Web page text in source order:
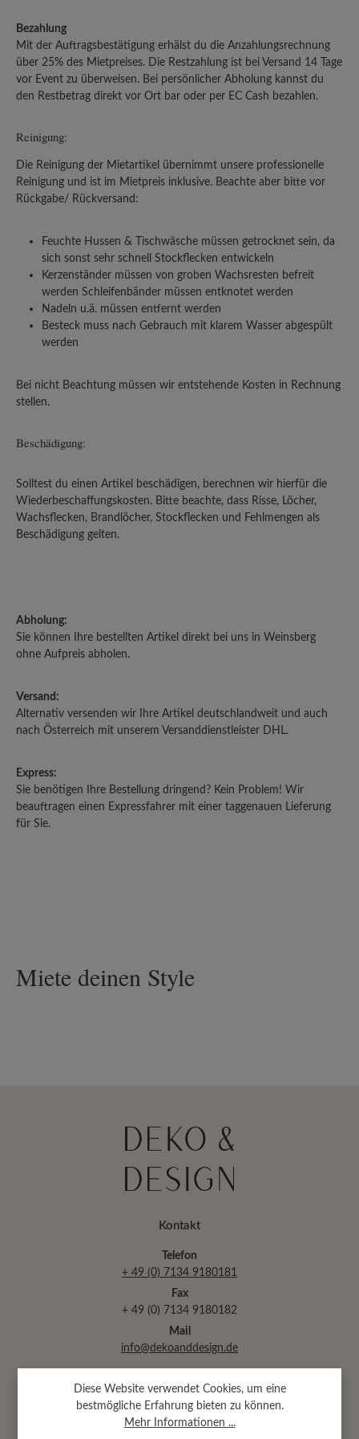
Bezahlung
Mit der Auftragsbestätigung erhälst du die Anzahlungsrechnung
über 25% des Mietpreises. Die Restzahlung ist bei Versand 14 Tage
vor Event zu überweisen. Bei persönlicher Abholung kannst du
den Restbetrag direkt vor Ort bar oder per EC Cash bezahlen.
Reinigung:
Die Reinigung der Mietartikel übernimmt unsere professionelle
Reinigung und ist im Mietpreis inklusive. Beachte aber bitte vor
Rückgabe/ Rückversand:
Feuchte Hussen & Tischwäsche müssen getrocknet sein, da
sich sonst sehr schnell Stockflecken entwickeln
Kerzenständer müssen von groben Wachsresten befreit
werden Schleifenbänder müssen entknotet werden
Nadeln u.ä. müssen entfernt werden
Besteck muss nach Gebrauch mit klarem Wasser abgespült
werden
Bei nicht Beachtung müssen wir entstehende Kosten in Rechnung
stellen.
Beschädigung:
Solltest du einen Artikel beschädigen, berechnen wir hierfür die
Wiederbeschaffungskosten. Bitte beachte, dass Risse, Löcher,
Wachsflecken, Brandlöcher, Stockflecken und Fehlmengen als
Beschädigung gelten.
Abholung:
Sie können Ihre bestellten Artikel direkt bei uns in Weinsberg
ohne Aufpreis abholen.
Versand:
Alternativ versenden wir Ihre Artikel deutschlandweit und auch
nach Österreich mit unserem Versanddienstleister DHL.
Express:
Sie benötigen Ihre Bestellung dringend? Kein Problem! Wir
beauftragen einen Expressfahrer mit einer taggenauen Lieferung
für Sie.
Miete deinen Style
Kontakt
Telefon
+ 49 (0) 7134 9180181
Fax
+ 49 (0) 7134 9180182
Mail
info@dekoanddesign.de
Abtsäckerstr. 30 · 74189 Weinsberg
(bei Heilbronn)
Diese Website verwendet Cookies, um eine
bestmögliche Erfahrung bieten zu können.
Mehr Informationen ...